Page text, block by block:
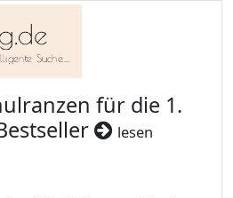
für die 1.
lesen